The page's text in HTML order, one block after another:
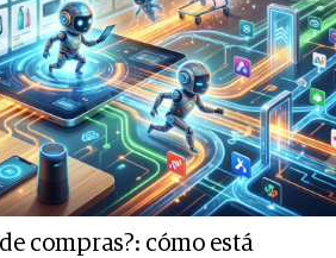
compras?: cómo está